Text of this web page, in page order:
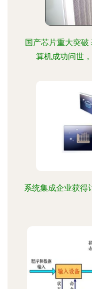
国产芯片重大突
算机成功问世
系统集成企业获得